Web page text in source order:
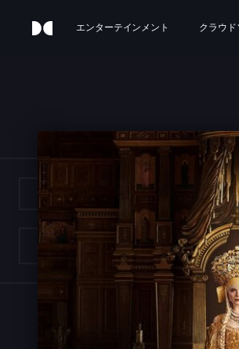
エンターテインメント クラウド